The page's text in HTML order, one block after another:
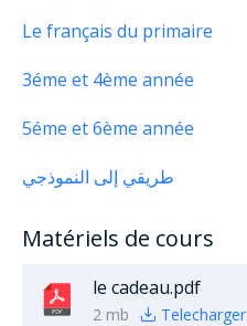
Le français du primaire
3éme et 4ème année
5éme et 6ème année
طريقي إلى النموذجي
Matériels de cours
le cadeau.pdf
2 mb Telecharger